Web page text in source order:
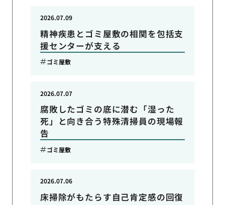
精神疾患とゴミ屋敷の相関を包括支
援センターが支える
2026.07.09
ゴミ屋敷
腐敗したゴミの底に潜む「湿った
死」と向き合う特殊清掃員の現場報
告
2026.07.07
ゴミ屋敷
床掃除がもたらす自己肯定感の回復
2026.07.06